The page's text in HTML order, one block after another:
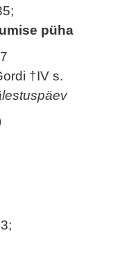
püha
†IV s.